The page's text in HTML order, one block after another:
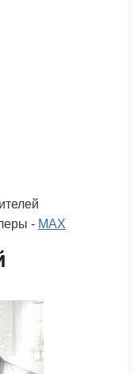
- MAX